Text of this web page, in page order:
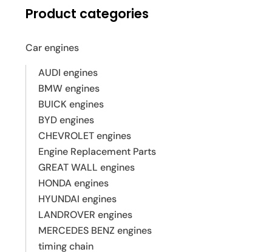
Product categories
Car engines
AUDI engines
BMW engines
BUICK engines
BYD engines
CHEVROLET engines
Engine Replacement Parts
GREAT WALL engines
HONDA engines
HYUNDAI engines
LANDROVER engines
MERCEDES BENZ engines
timing chain